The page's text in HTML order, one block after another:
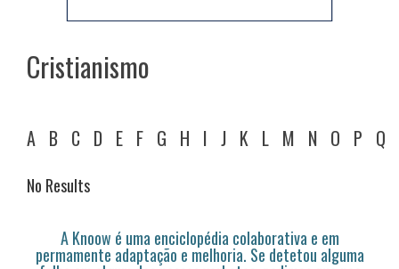
Cristianismo
A B C D E F G H I J K L M N O P Q
No Results
A Knoow é uma enciclopédia colaborativa e em
permamente adaptação e melhoria. Se detetou alguma